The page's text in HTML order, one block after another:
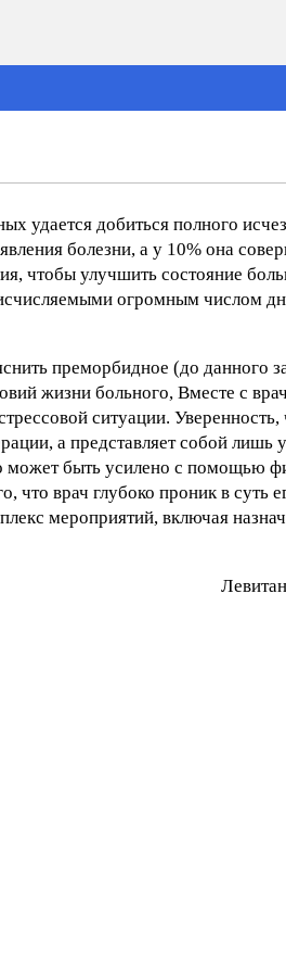
удается добиться полного
болезни, а у 10% она
чтобы улучшить состояние
огромным числом
преморбидное (до данного
жизни больного, Вместе с
ситуации. Уверенность,
а представляет собой
может быть усилено с помощью
врач глубоко проник в суть
мероприятий, включая